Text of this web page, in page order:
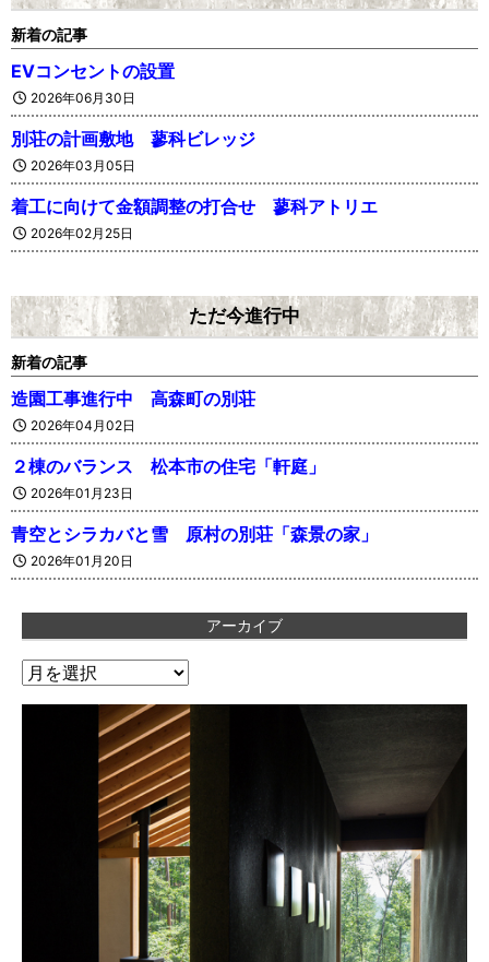
新着の記事
EVコンセントの設置
2026年06月30日
別荘の計画敷地 蓼科ビレッジ
2026年03月05日
着工に向けて金額調整の打合せ 蓼科アトリエ
2026年02月25日
ただ今進行中
新着の記事
造園工事進行中 高森町の別荘
2026年04月02日
２棟のバランス 松本市の住宅「軒庭」
2026年01月23日
青空とシラカバと雪 原村の別荘「森景の家」
2026年01月20日
アーカイブ
ア